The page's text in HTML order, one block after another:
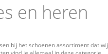
en heren
bij het schoenen assortiment dat wij